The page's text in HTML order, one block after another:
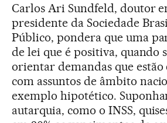
Carlos Ari Sundfeld, doutor
presidente da Sociedade
Público, pondera que uma
de lei que é positiva, quando
orientar demandas que estão
com assuntos de âmbito
exemplo hipotético.
autarquia, como o INSS,